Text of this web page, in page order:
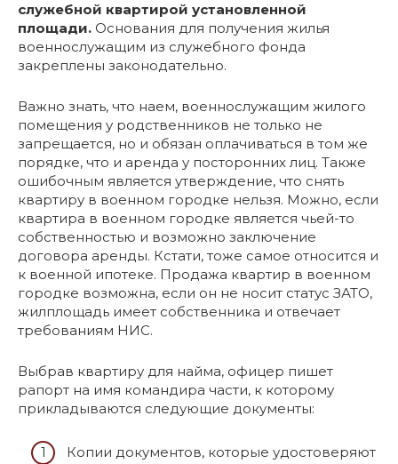
служебной квартирой установленной
площади. Основания для получения жилья
военнослужащим из служебного фонда
закреплены законодательно.
Важно знать, что наем, военнослужащим жилого
помещения у родственников не только не
запрещается, но и обязан оплачиваться в том же
порядке, что и аренда у посторонних лиц. Также
ошибочным является утверждение, что снять
квартиру в военном городке нельзя. Можно, если
квартира в военном городке является чьей-то
собственностью и возможно заключение
договора аренды. Кстати, тоже самое относится и
к военной ипотеке. Продажа квартир в военном
городке возможна, если он не носит статус ЗАТО,
жилплощадь имеет собственника и отвечает
требованиям НИС.
Выбрав квартиру для найма, офицер пишет
рапорт на имя командира части, к которому
прикладываются следующие документы:
Копии документов, которые удостоверяют